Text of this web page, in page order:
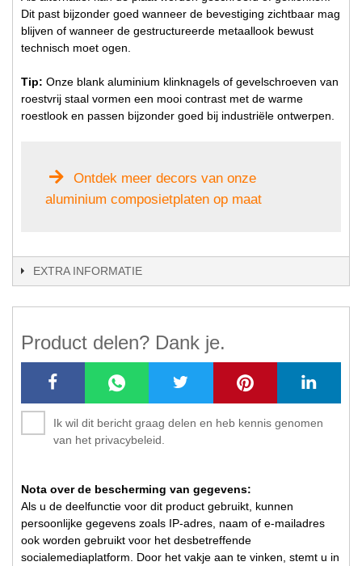
Dit past bijzonder goed wanneer de bevestiging zichtbaar mag
blijven of wanneer de gestructureerde metaallook bewust
technisch moet ogen.
Tip: Onze blank aluminium klinknagels of gevelschroeven van
roestvrij staal vormen een mooi contrast met de warme
roestlook en passen bijzonder goed bij industriële ontwerpen.
Ontdek meer decors van onze
aluminium composietplaten op maat
EXTRA INFORMATIE
Product delen? Dank je.
Ik wil dit bericht graag delen en heb kennis genomen
van het privacybeleid.
Nota over de bescherming van gegevens:
Als u de deelfunctie voor dit product gebruikt, kunnen
persoonlijke gegevens zoals IP-adres, naam of e-mailadres
ook worden gebruikt voor het desbetreffende
socialemediaplatform. Door het vakje aan te vinken, stemt u in